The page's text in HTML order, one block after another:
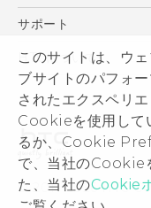
このサイトは、ウ
ブサイトのパフォ
されたエクスペリ
Cookieを使用して
るか、Cookie
で、当社のCookie
た、当社のCookie
HTC Dev
HTC Research
サポート
サポートセンター
発送状況
サポート
保証規定
HTCについて
ESG
製品のセキュリティ
プライバシー ポリシ
プレスリリース
採用情報
© 2011-2026 HTC